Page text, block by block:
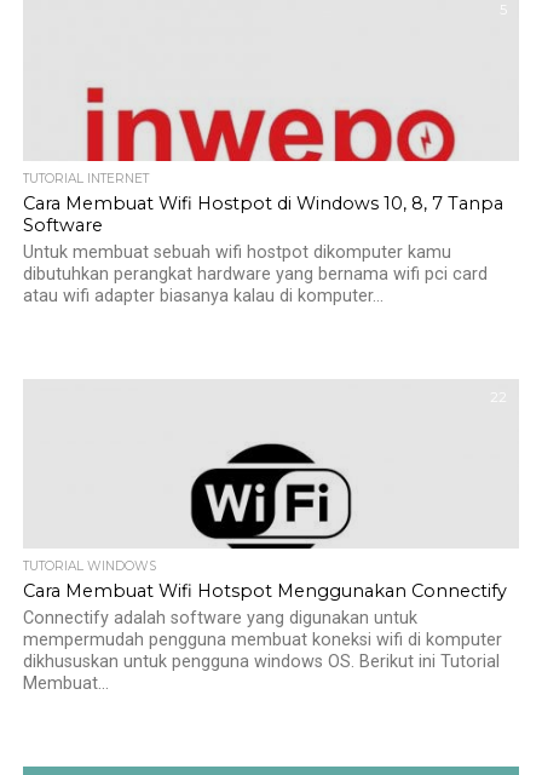
5
TUTORIAL INTERNET
Cara Membuat Wifi Hostpot di Windows 10, 8, 7 Tanpa
Software
Untuk membuat sebuah wifi hostpot dikomputer kamu
dibutuhkan perangkat hardware yang bernama wifi pci card
atau wifi adapter biasanya kalau di komputer...
22
TUTORIAL WINDOWS
Cara Membuat Wifi Hotspot Menggunakan Connectify
Connectify adalah software yang digunakan untuk
mempermudah pengguna membuat koneksi wifi di komputer
dikhususkan untuk pengguna windows OS. Berikut ini Tutorial
Membuat...